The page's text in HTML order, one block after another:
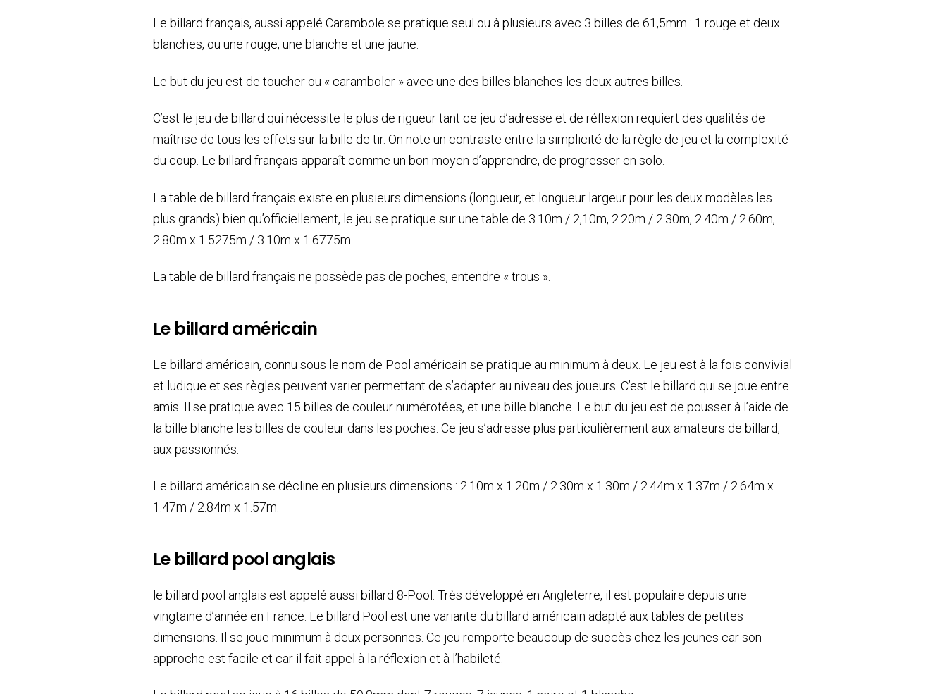
Le billard français, aussi appelé Carambole se pratique seul ou à plusieurs avec 3 billes de 61,5mm : 1 rouge et deux
blanches, ou une rouge, une blanche et une jaune.
Le but du jeu est de toucher ou « caramboler » avec une des billes blanches les deux autres billes.
C’est le jeu de billard qui nécessite le plus de rigueur tant ce jeu d’adresse et de réflexion requiert des qualités de
maîtrise de tous les effets sur la bille de tir. On note un contraste entre la simplicité de la règle de jeu et la complexité
du coup. Le billard français apparaît comme un bon moyen d’apprendre, de progresser en solo.
La table de billard français existe en plusieurs dimensions (longueur, et longueur largeur pour les deux modèles les
plus grands) bien qu’officiellement, le jeu se pratique sur une table de 3.10m / 2,10m, 2.20m / 2.30m, 2.40m / 2.60m,
2.80m x 1.5275m / 3.10m x 1.6775m.
La table de billard français ne possède pas de poches, entendre « trous ».
Le billard américain
Le billard américain, connu sous le nom de Pool américain se pratique au minimum à deux. Le jeu est à la fois convivial
et ludique et ses règles peuvent varier permettant de s’adapter au niveau des joueurs. C’est le billard qui se joue entre
amis. Il se pratique avec 15 billes de couleur numérotées, et une bille blanche. Le but du jeu est de pousser à l’aide de
la bille blanche les billes de couleur dans les poches. Ce jeu s’adresse plus particulièrement aux amateurs de billard,
aux passionnés.
Le billard américain se décline en plusieurs dimensions : 2.10m x 1.20m / 2.30m x 1.30m / 2.44m x 1.37m / 2.64m x
1.47m / 2.84m x 1.57m.
Le billard pool anglais
le billard pool anglais est appelé aussi billard 8-Pool. Très développé en Angleterre, il est populaire depuis une
vingtaine d’année en France. Le billard Pool est une variante du billard américain adapté aux tables de petites
dimensions. Il se joue minimum à deux personnes. Ce jeu remporte beaucoup de succès chez les jeunes car son
approche est facile et car il fait appel à la réflexion et à l’habileté.